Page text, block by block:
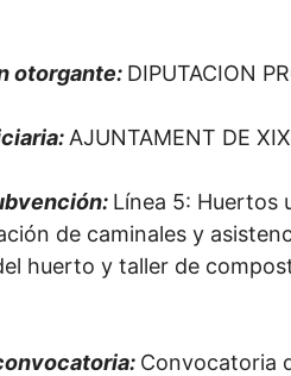
otorgante: DIPUTACION
AJUNTAMENT DE
Línea 5: Huertos
de caminales y
huerto y taller de
Convocatoria